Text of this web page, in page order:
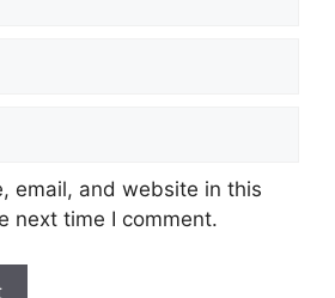
email, and website in this
next time I comment.